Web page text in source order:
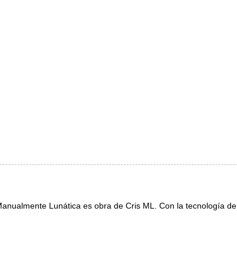
Lunática es obra de Cris ML. Con la tecnología de